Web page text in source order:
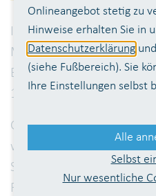
Im Alter von 105 Jahren
Mitarbeiterin des WTV
Bürgerin Elisabeth Höver
1978 war sie als
Geboren wurde Elisabeth
westfälischen Schwelm,
Siegburg. Vater Karl
Feuerwerkslaboratorium.
Onlineangebot stetig zu
Hinweise erhalten Sie in
Datenschutzerklärung
(siehe Fußbereich). Sie
Ihre Einstellungen selbst
Alle
Selbst
Nur wesentliche